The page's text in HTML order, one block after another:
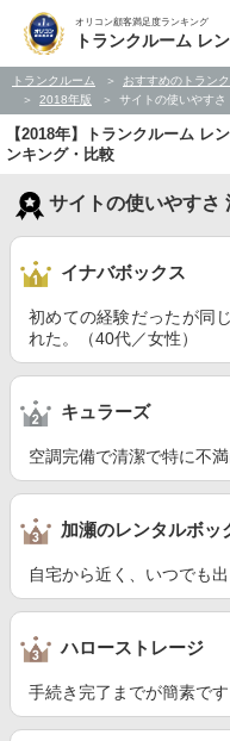
オリコン顧客満足度ランキング
トランクルーム レ
トランクルーム
おすすめのトラン
2018年版
サイトの使いやすさ
【2018年】トランクルーム レ
ンキング・比較
サイトの使いやすさ
イナバボックス
初めての経験だったが同
れた。（40代／女性）
キュラーズ
空調完備で清潔で特に不
加瀬のレンタルボッ
自宅から近く、いつでも
ハローストレージ
手続き完了までが簡素で